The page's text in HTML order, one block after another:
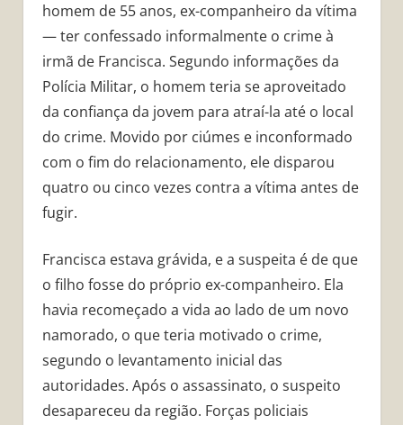
homem de 55 anos, ex-companheiro da vítima
— ter confessado informalmente o crime à
irmã de Francisca. Segundo informações da
Polícia Militar, o homem teria se aproveitado
da confiança da jovem para atraí-la até o local
do crime. Movido por ciúmes e inconformado
com o fim do relacionamento, ele disparou
quatro ou cinco vezes contra a vítima antes de
fugir.
Francisca estava grávida, e a suspeita é de que
o filho fosse do próprio ex-companheiro. Ela
havia recomeçado a vida ao lado de um novo
namorado, o que teria motivado o crime,
segundo o levantamento inicial das
autoridades. Após o assassinato, o suspeito
desapareceu da região. Forças policiais